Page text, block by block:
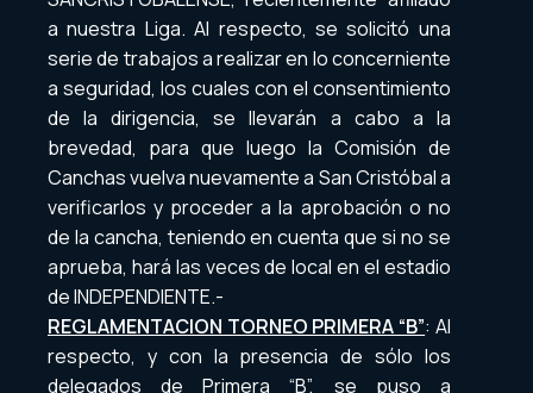
a nuestra Liga. Al respecto, se solicitó una
serie de trabajos a realizar en lo concerniente
a seguridad, los cuales con el consentimiento
de la dirigencia, se llevarán a cabo a la
brevedad, para que luego la Comisión de
Canchas vuelva nuevamente a San Cristóbal a
verificarlos y proceder a la aprobación o no
de la cancha, teniendo en cuenta que si no se
aprueba, hará las veces de local en el estadio
de INDEPENDIENTE.-
REGLAMENTACION TORNEO PRIMERA “B”: Al
respecto, y con la presencia de sólo los
delegados de Primera “B”, se puso a